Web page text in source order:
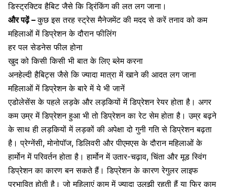
डिस्ट्रक्टिव हैबिट जैसे कि ड्रिंकिंग की लत लग जाना।
और पढ़ें –कुछ इस तरह स्ट्रेस मैनेजमेंट की मदद से करें तनाव को कम
महिलाओं में डिप्रेशन के दौरान फीलिंग
हर पल सेडनेस फील होना
खुद को किसी किसी भी बात के लिए ब्लेम करना
अनहेल्दी हैबिट्स जैसे कि ज्यादा मात्रा में खाने की आदत लग जाना
महिलाओं में डिप्रेशन के बारे में ये भी जानें
एडोलेसेंस के पहले लड़के और लड़कियों में डिप्रेशन रेयर होता है। अगर
कम उम्र में डिप्रेशन हुआ भी तो डिप्रेशन का रेट सेम होता है। उम्र बढ़ने
के साथ ही लड़कियों में लड़कों की अपेक्षा दो गुनी गति से डिप्रेशन बढ़ता
है। प्रेग्नेंसी, मोनोपॉज, डिलिवरी और पीएमएस के दौरान महिलाओं के
हार्मोन में परिवर्तन होता है। हार्मोन में उतार-चढ़ाव, चिंता और मूड स्विंग
डिप्रेशन का कारण बन सकते हैं। डिप्रेशन के कारण रेगुलर लाइफ
प्रभावित होती है। जो महिलाएं काम में ज्यादा उलझी रहती हैं या फिर काम